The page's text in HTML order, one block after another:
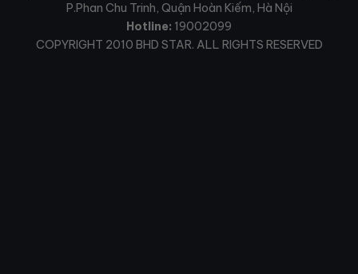
P.Phan Chu Trinh, Quận Hoàn Kiếm, Hà Nội
Hotline: 19002099
COPYRIGHT 2010 BHD STAR. ALL RIGHTS RESERVED